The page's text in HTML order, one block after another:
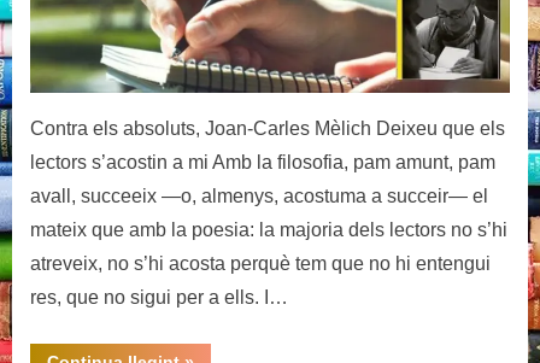
Carles
Mèlich
Contra els absoluts, Joan-Carles Mèlich Deixeu que els
lectors s’acostin a mi Amb la filosofia, pam amunt, pam
avall, succeeix —o, almenys, acostuma a succeir— el
mateix que amb la poesia: la majoria dels lectors no s’hi
atreveix, no s’hi acosta perquè tem que no hi entengui
res, que no sigui per a ells. I…